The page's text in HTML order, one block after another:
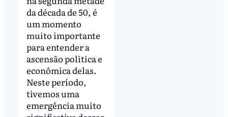
da década de 50, é
um momento
muito importante
para entender a
ascensão política e
econômica delas.
Neste período,
tivemos uma
emergência muito